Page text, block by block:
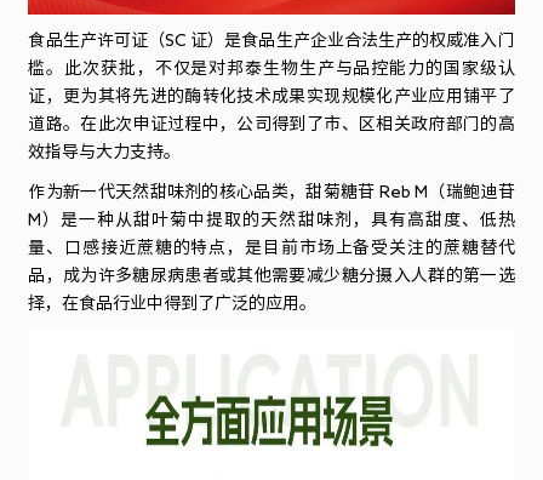
食品生产许可证（SC 证）是食品生产企业合法生产的权威准入门
槛。此次获批，不仅是对邦泰生物生产与品控能力的国家级认
证，更为其将先进的酶转化技术成果实现规模化产业应用铺平了
道路。在此次申证过程中，公司得到了市、区相关政府部门的高
效指导与大力支持。
作为新一代天然甜味剂的核心品类，甜菊糖苷 Reb M（瑞鲍迪苷
M）是一种从甜叶菊中提取的天然甜味剂，具有高甜度、低热
量、口感接近蔗糖的特点，是目前市场上备受关注的蔗糖替代
品，成为许多糖尿病患者或其他需要减少糖分摄入人群的第一选
择，在食品行业中得到了广泛的应用。